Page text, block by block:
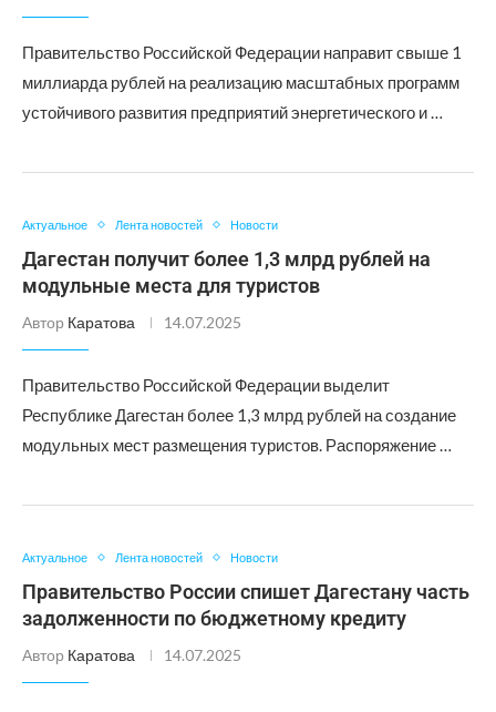
Правительство Российской Федерации направит свыше 1
миллиарда рублей на реализацию масштабных программ
устойчивого развития предприятий энергетического и …
Актуальное Лента новостей Новости
Дагестан получит более 1,3 млрд рублей на
модульные места для туристов
Автор Каратова 14.07.2025
Правительство Российской Федерации выделит
Республике Дагестан более 1,3 млрд рублей на создание
модульных мест размещения туристов. Распоряжение …
Актуальное Лента новостей Новости
Правительство России спишет Дагестану часть
задолженности по бюджетному кредиту
Автор Каратова 14.07.2025